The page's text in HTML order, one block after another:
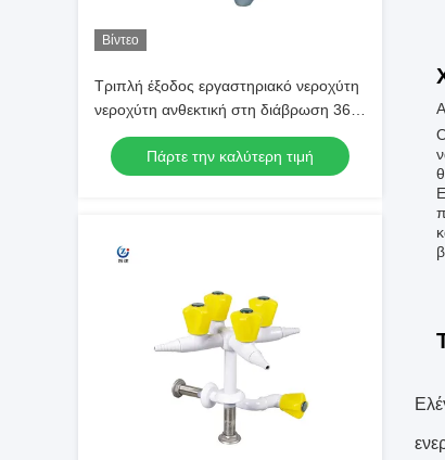
Βίντεο
Τριπλή έξοδος εργαστηριακό νεροχύτη
νεροχύτη ανθεκτική στη διάβρωση 360
μοίρες περιστροφή εργαστηριακή
βρύση
Πάρτε την καλύτερη τιμή